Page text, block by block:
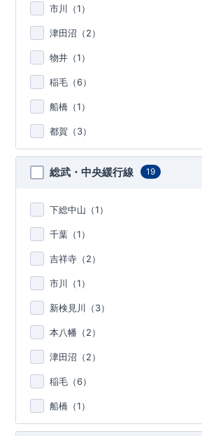
市川（1）
津田沼（2）
物井（1）
稲毛（6）
船橋（1）
都賀（3）
総武・中央緩行線 19
下総中山（1）
千葉（1）
吉祥寺（2）
市川（1）
新検見川（3）
本八幡（2）
津田沼（2）
稲毛（6）
船橋（1）